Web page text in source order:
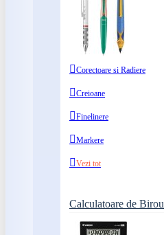
Corectoare si Radiere
Creioane
Finelinere
Markere
Vezi tot
Calculatoare de Birou